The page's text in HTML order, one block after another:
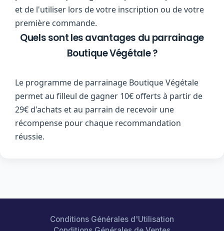
et de l'utiliser lors de votre inscription ou de votre
première commande.
Quels sont les avantages du parrainage
Boutique Végétale ?
Le programme de parrainage Boutique Végétale
permet au filleul de gagner 10€ offerts à partir de
29€ d'achats et au parrain de recevoir une
récompense pour chaque recommandation
réussie.
Conditions Générales d'Utilisation